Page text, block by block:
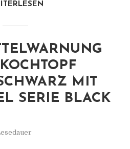
MIT
SERIE BLACK